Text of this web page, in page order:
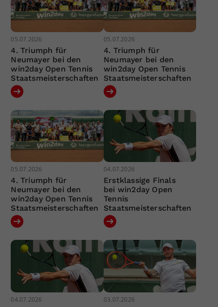
05.07.2026
4. Triumph für
Neumayer bei den
win2day Open Tennis
Staatsmeisterschaften
05.07.2026
4. Triumph für
Neumayer bei den
win2day Open Tennis
Staatsmeisterschaften
05.07.2026
4. Triumph für
Neumayer bei den
win2day Open Tennis
Staatsmeisterschaften
04.07.2026
Erstklassige Finals
bei win2day Open
Tennis
Staatsmeisterschaften
04.07.2026 03.07.2026